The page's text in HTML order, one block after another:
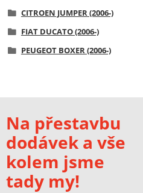
CITROEN JUMPER (2006-)
FIAT DUCATO (2006-)
PEUGEOT BOXER (2006-)
Na přestavbu
dodávek a vše
kolem jsme
tady my!